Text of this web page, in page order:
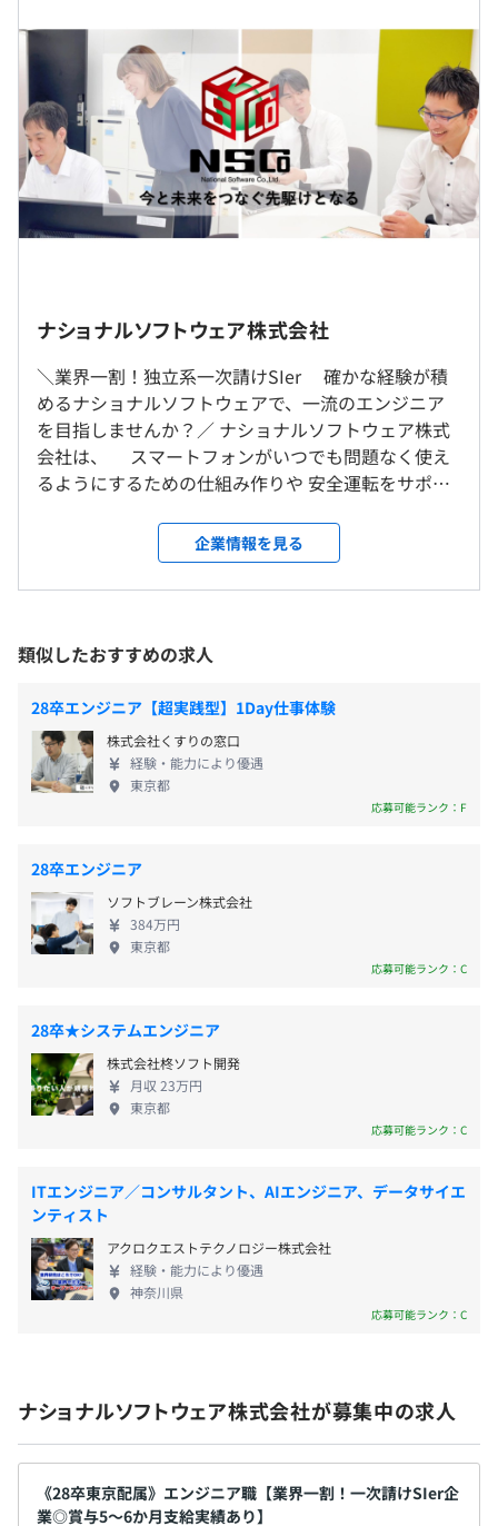
はすぐに相談できます！
▶風通しの良い雰囲気
チーム内で協力し合い仕事を進めているため、社員全員が
コミュニケーションを重要視しています！
上司との理解を深めるために定期的に1on1を実施し、在
宅勤務時にも通話やチャットを活用して気軽にコミュニケ
ーションを取れるよう工夫しています。
いね。
◆3つの事業領域
https://www.nationalsoftware.co.jp/business/
https://www.nationalsoftware.co.jp/recruit/pickup
▶入社後の新人研修内容
【ヒューマン系研修】
・ビジネスマナー研修
・コミュニケーション研修
・CS（顧客満足）研修
・プレゼンテーション研修 等
・C言語基礎研修
・疑似プロジェクト 等
※実務経験の豊富な研修講師が丁寧にサポートさせていた
だきますので、未経験の方もご安心ください。
☆資格取得支援・一時金制度あり
【資格取得時に3万円～30万円を支給します！】
ITストラテジストやシステム監査技術者、システムアーキ
テクト、基本情報技術者、TOEICなどの取得時に、最大30
また、受験費用を負担する制度もあります。
相談の上、マシンを支給いたします。
クラム、ドメイン駆動設計、プロトタイピング、コーディ
ング規約あり
社内もしくはお客様先での勤務となります。
大阪／神戸三宮事業所および管轄の顧客先、労働者自宅
※神戸三宮事業所住所：兵庫県神戸市中央区京町75番1号
京町栄光ビルディング7階
＜変更範囲＞
全ての事業所とその管轄顧客先
※転勤のない雇用契約制度を選択した場合は、変更なし
受動喫煙防止措置に関する事項
・従業員に対する受動喫煙対策：あり
・対策内容：敷地内禁煙
〈大阪事業所〉
・東西線 大阪天満宮駅 8番出口 徒歩1分
・谷町線・堺筋線 南森町駅 4-A出口 徒歩3分
・阪急電鉄神戸線 神戸三宮駅 西口 徒歩5分
・阪神電鉄本線 神戸三宮駅 西口 徒歩5分
※上記金額はいずれも基本給と一律支給の通信手当
（5,000円）／住宅手当（18,000円）を合算した金額です
※別途、諸手当があります
固定残業代：なし
【年収例】
年収420万円（24歳・経験1年）
年収723万円（35歳・経験12年）
年収928万円（45歳・経験22年）
※経験・能力を考慮の上、当社規定により決定
は年収提示額を保証するものではありません）
9：00～18：00（実働8時間）
休憩時間：休憩60分
《年間休日120日以上（暦によって変動する）》
・年末年始休日（12／31・1／1・1／2・1／3）
・年次有給休暇（入社日付与）
・GW休暇（有給奨励日）
・夏季休暇（有給奨励日）
・各種特別休暇（結婚、出産、忌引）
・通勤手当別途支給（限度あり）
・家族手当（配偶者15,000円、子5,000円別途支給）
・退職金制度
・生命保険サポート
・奨学金支援制度
過去３年間の新卒採用者数・離職者数
前年度 採用者数25人 離職者数3人
2年度前 採用者数21人 離職者数2人
3年度前 採用者数16人 離職者数1人
過去３年間の新卒採用者数の男女別人数
前年度 男性17人 女性8人
2年度前 男性17人 女性4人
3年度前 男性9人 女性7人
研修の有無及び内容
テクニカル系研修、ヒューマン系研修
自己啓発支援の有無及びその内容
資格取得の費用補助、資格取得一時金制度
キャリアコンサルティング制度の有無及びその内容
あり
なし
前年度の月平均所定外労働時間の実績
15.9時間
前事業年度の育児休業取得者数／出産者数
男性1人/2人
女性5人/5人
役員及び管理的地位にある者に占める女性の割合
管理職0.0%
ナショナルソフトウェア株式会社
＼業界一割！独立系一次請けSIer 確かな経験が積
めるナショナルソフトウェアで、一流のエンジニア
を目指しませんか？／ ナショナルソフトウェア株式
会社は、 スマートフォンがいつでも問題なく使え
るようにするための仕組み作りや 安全運転をサポー
り前」を支える開発を行っている会社です！ あらゆ
るソフトウェア開発のベースとなる 【組み込み・通
信システム・サーバー＆クラウド】の３つの領域を
いるのが、当社独自の強みです。 ▼ 3つの事業領域
〇組み込みソフトウェア開発（スマートフォンや自
動車等に搭載） 〇通信システム開発（大手通信会社
のネットワークやIoTシステム） 〇サーバー＆クラウ
ド開発（アカウント管理や認証システム、クラウド
サービス） また、当社はお客様から直接お仕事を請
け負うプライム案件が90％のため、 全ての開発工程
る上流工程での経験を積めることも 大きな魅力ポイ
ントです◎ 確かなスキルアップができるナショナル
ソフトウェアで、 一流のエンジニアを目指しません
か？ 当社では、皆さま一人ひとりとしっかりと対話
を重ねる 【人柄重視】の採用を行っています。 IT業
かも”というお気持ちの方も、 ぜひオンライン説明会
でお会いしましょう。 採用担当一同、皆さまのご応
募を心よりお待ちしております。 ▼ 募集職種 ＜エ
ンジニア職＞仕事内容：各種システムの設計・開発
配属エリア：関東・東海・関西 ※希望に沿って配
属いたします ▼ 昇給・賞与 昇給 年1回（4月） 賞
与 年2回（4月/10月）※年5～6か月分支給実績あり
▼ 休日休暇 ・年間休日120日以上（暦によって変
動する）、完全週休2日制（土・日）祝日 ・12/31、
教育制度 【新人研修内容】 〇ヒューマン系研修（ビ
ジネスマナー研修／コミュニケーション研修／
CS（顧客満足）研修プレゼンテーション研修 等）
〇 技術系研修（基本情報技術者研修／C言語基礎研修
企業情報を見る
類似したおすすめの求人
28卒エンジニア【超実践型】1Day仕事体験
株式会社くすりの窓口
経験・能力により優遇
東京都
応募可能ランク：F
28卒エンジニア
ソフトブレーン株式会社
384万円
東京都
応募可能ランク：C
28卒★システムエンジニア
株式会社柊ソフト開発
月収 23万円
東京都
応募可能ランク：C
ITエンジニア／コンサルタント、AIエンジニア、データサイエ
ンティスト
アクロクエストテクノロジー株式会社
経験・能力により優遇
神奈川県
応募可能ランク：C
ナショナルソフトウェア株式会社が募集中の求人
《28卒東京配属》エンジニア職【業界一割！一次請けSIer企
業◎賞与5～6か月支給実績あり】